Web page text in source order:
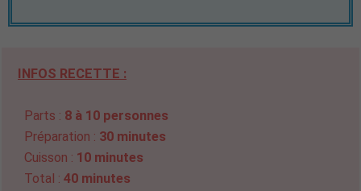
INFOS RECETTE :
Parts : 8 à 10 personnes
Préparation : 30 minutes
Cuisson : 10 minutes
Total : 40 minutes